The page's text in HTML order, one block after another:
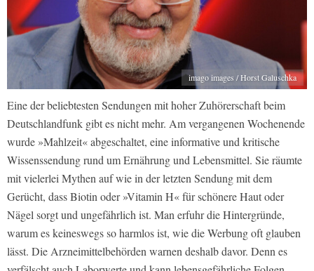
imago images / Horst Galuschka
Eine der beliebtesten Sendungen mit hoher Zuhörerschaft beim
Deutschlandfunk gibt es nicht mehr. Am vergangenen Wochenende
wurde »Mahlzeit« abgeschaltet, eine informative und kritische
Wissenssendung rund um Ernährung und Lebensmittel. Sie räumte
mit vielerlei Mythen auf wie in der letzten Sendung mit dem
Gerücht, dass Biotin oder »Vitamin H« für schönere Haut oder
Nägel sorgt und ungefährlich ist. Man erfuhr die Hintergründe,
warum es keineswegs so harmlos ist, wie die Werbung oft glauben
lässt. Die Arzneimittelbehörden warnen deshalb davor. Denn es